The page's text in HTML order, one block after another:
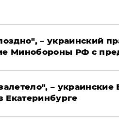
– украинский
Минобороны РФ с
–
Екатеринбурге